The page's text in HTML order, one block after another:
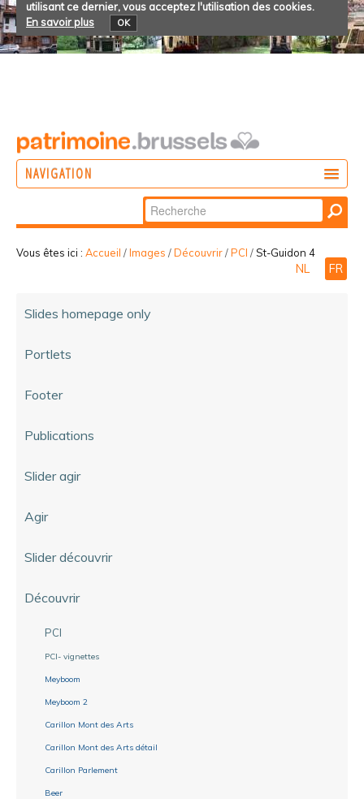
utilisant ce dernier, vous acceptez l'utilisation des cookies.
En savoir plus
OK
NAVIGATION
Chercher par
Recherche
avancée…
Vous êtes ici : Accueil /Images /Découvrir/PCI /St-Guidon 4
NL FR
Slides homepage only
Portlets
Footer
Publications
Slider agir
Agir
Slider découvrir
Découvrir
PCI
PCI- vignettes
Meyboom
Meyboom 2
Carillon Mont des Arts
Carillon Mont des Arts détail
Carillon Parlement
Beer